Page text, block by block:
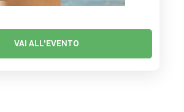
VAI ALL'EVENTO